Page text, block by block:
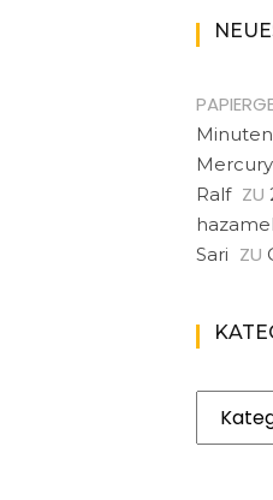
Minuten
Ralf ZU
hazamel
Sari ZU